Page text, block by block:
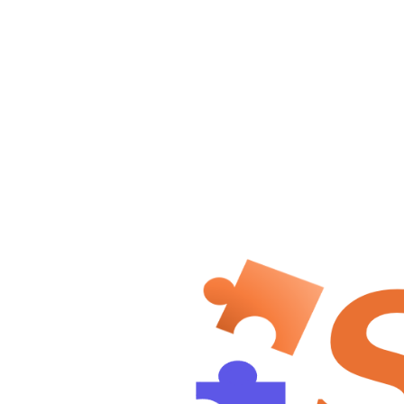
入门: 13/83
简单: 1/230